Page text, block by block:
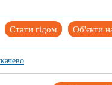
Об'єкти
Стати гідом